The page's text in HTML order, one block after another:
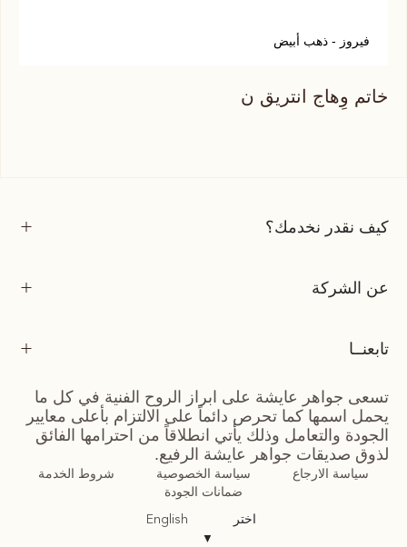
فيروز - ذهب أبيض
خاتم وِهاج انتريق ن
كيف نقدر نخدمك؟
عن الشركة
تابعنــا
تسعى جواهر عايشة على ابراز الروح الفنية في كل ما
يحمل اسمها كما تحرص دائماً على الالتزام بأعلى معايير
الجودة والتعامل وذلك يأتي انطلاقاً من احترامها الفائق
لذوق صديقات جواهر عايشة الرفيع.
سياسة الارجاع سياسة الخصوصية
شروط الخدمة
ضمانات الجودة
اختر
▼
English